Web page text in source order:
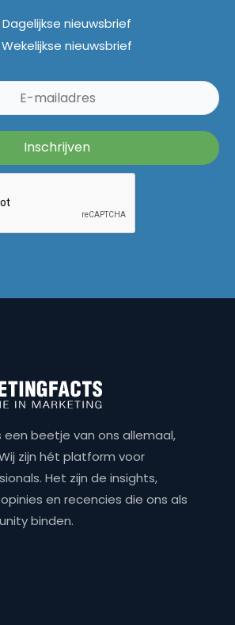
Dagelijkse nieuwsbrief
Wekelijkse nieuwsbrief
beetje van ons allemaal,
zijn hét platform voor
Het zijn de insights,
en recencies die ons als
binden.